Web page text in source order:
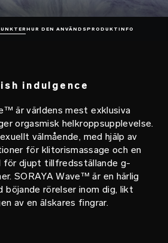
HUR DEN ANVÄNDSPRODUKTINFO
indulgence
är världens mest exklusiva
orgasmisk helkroppsupplevelse.
välmående, med hjälp av
för klitorismassage och en
för djupt tillfredsställande g-
SORAYA Wave™ är en härlig
böjande rörelser inom dig, likt
av en älskares fingrar.